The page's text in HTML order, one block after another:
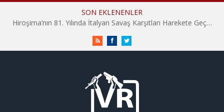
SON EKLENENLER
Hiroşima’nın 81. Yılında İtalyan Savaş Karşıtları Harekete Geçti: “Hatırlamak yeterli değil”
RSS FacebookTwitter